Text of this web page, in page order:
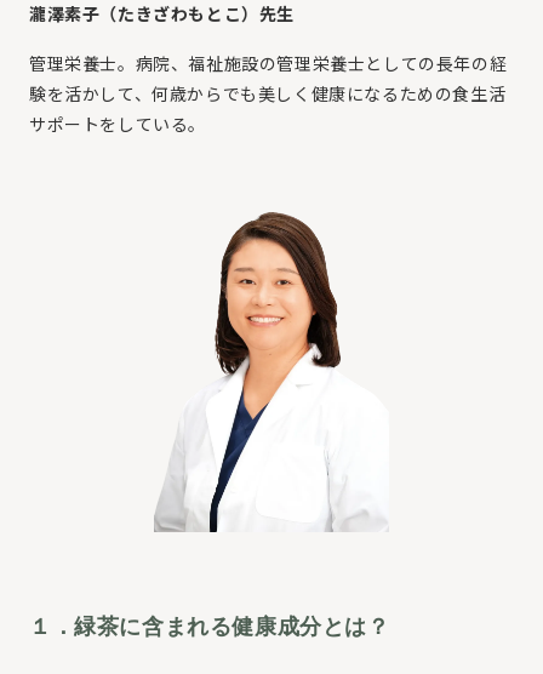
瀧澤素子（たきざわもとこ）先生
管理栄養士。病院、福祉施設の管理栄養士としての長年の経
験を活かして、何歳からでも美しく健康になるための食生活
サポートをしている。
１．緑茶に含まれる健康成分とは？